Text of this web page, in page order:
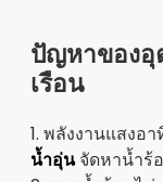
ปัญหาของอุ
เรือน
1. พลังงานแสงอ
น้ำอุ่นจัดหาน้ำร้